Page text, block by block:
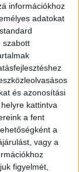
információkhoz
adatokat
szabott
és azonosítási
kattintva
a fent
a
vagy a
figyelmét,
euró!
(vagy